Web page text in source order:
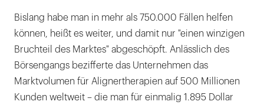
Bislang habe man in mehr als 750.000 Fällen helfen
können, heißt es weiter, und damit nur "einen winzigen
Bruchteil des Marktes" abgeschöpft. Anlässlich des
Börsengangs bezifferte das Unternehmen das
Marktvolumen für Alignertherapien auf 500 Millionen
Kunden weltweit – die man für einmalig 1.895 Dollar